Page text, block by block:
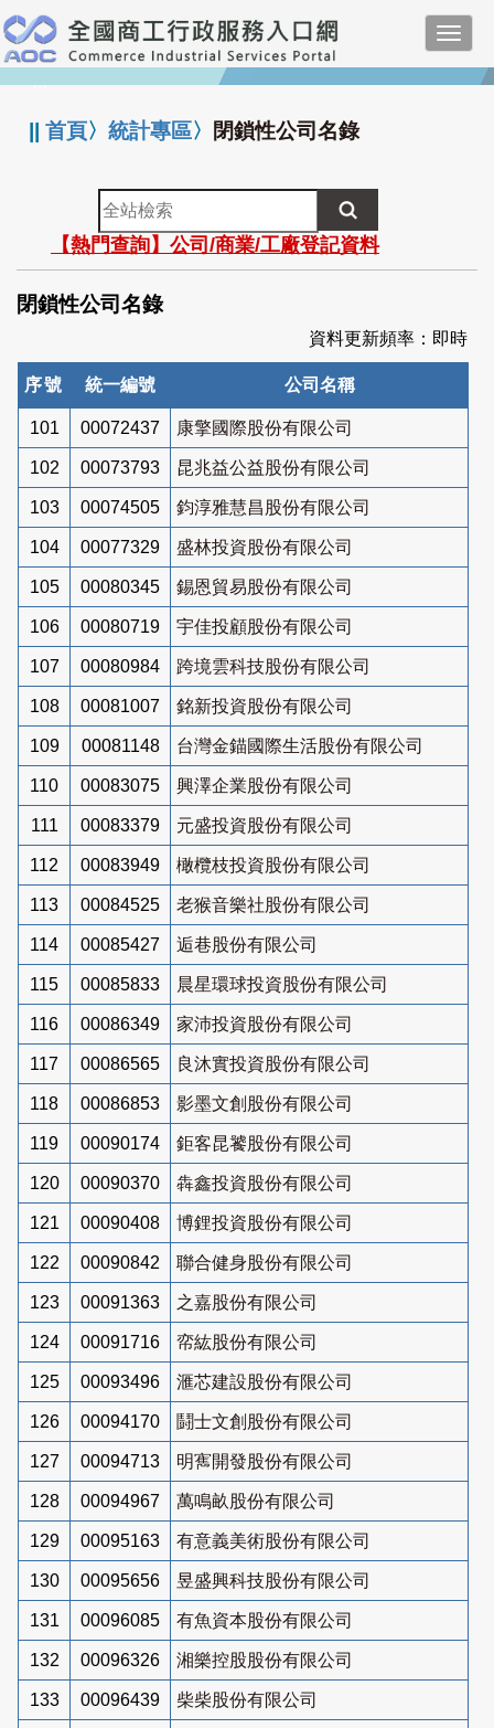
跳
到
主
要
:::
||首頁〉統計專區〉 閉鎖性公司名錄
全
站
檢
索
【熱門查詢】公司/商業/工廠登記資料
閉鎖性公司名錄
資料更新頻率：即時
序號 統一編號 公司名稱
101 00072437 康擎國際股份有限公司
102 00073793 昆兆益公益股份有限公司
103 00074505 鈞淳雅慧昌股份有限公司
104 00077329 盛林投資股份有限公司
105 00080345 錫恩貿易股份有限公司
106 00080719 宇佳投顧股份有限公司
107 00080984 跨境雲科技股份有限公司
108 00081007 銘新投資股份有限公司
109 00081148 台灣金錨國際生活股份有限公司
110 00083075 興澤企業股份有限公司
111 00083379 元盛投資股份有限公司
112 00083949 橄欖枝投資股份有限公司
113 00084525 老猴音樂社股份有限公司
114 00085427 逅巷股份有限公司
115 00085833 晨星環球投資股份有限公司
116 00086349 家沛投資股份有限公司
117 00086565 良沐實投資股份有限公司
118 00086853 影墨文創股份有限公司
119 00090174 鉅客昆饕股份有限公司
120 00090370 犇鑫投資股份有限公司
121 00090408 博鋰投資股份有限公司
122 00090842 聯合健身股份有限公司
123 00091363 之嘉股份有限公司
124 00091716 帟紘股份有限公司
125 00093496 滙芯建設股份有限公司
126 00094170 鬪士文創股份有限公司
127 00094713 明寯開發股份有限公司
128 00094967 萬鳴畝股份有限公司
129 00095163 有意義美術股份有限公司
130 00095656 昱盛興科技股份有限公司
131 00096085 有魚資本股份有限公司
132 00096326 湘樂控股股份有限公司
133 00096439 柴柴股份有限公司